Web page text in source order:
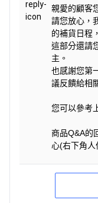
親愛的顧客
請您放心，
的補貨日程，
這部分還請
主。
也感謝您第
議反饋給相
您可以參考
商品Q&A的
心(右下角人